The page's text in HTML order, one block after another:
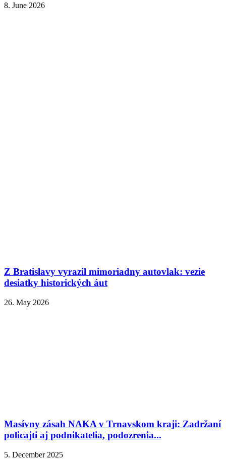
8. June 2026
Z Bratislavy vyrazil mimoriadny autovlak: vezie
desiatky historických áut
26. May 2026
Masívny zásah NAKA v Trnavskom kraji: Zadržaní
policajti aj podnikatelia, podozrenia...
5. December 2025